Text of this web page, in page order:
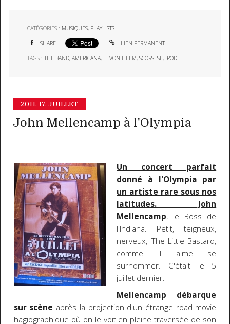
CATÉGORIES : MUSIQUES, PLAYLISTS
SHARE LIEN PERMANENT
TAGS :THE BAND,AMERICANA, LEVON HELM,SCORSESE, IPOD
2011. 17. JUILLET
John Mellencamp à l'Olympia
Un concert parfait
donné à l'Olympia par
un artiste rare sous nos
latitudes. John
Mellencamp, le Boss de
l'Indiana. Petit, teigneux,
nerveux, The Little Bastard,
comme il aime se
surnommer. C'était le 5
juillet dernier.
Mellencamp débarque
sur scène après la projection d'un étrange road movie
hagiographique où on le voit en pleine traversée de son